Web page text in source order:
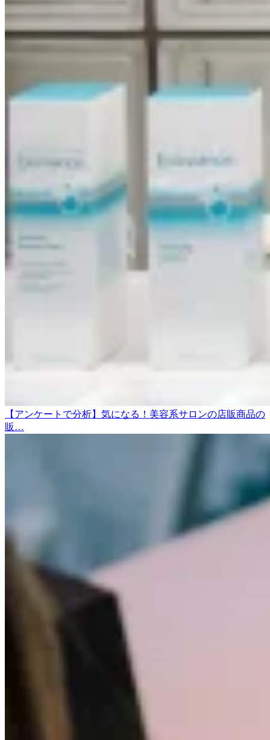
【アンケートで分析】気になる！美容系サロンの店販商品の
販…